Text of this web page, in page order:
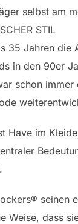
selbst am
STIL
35 Jahren die
in den 90er
schon
Have im
seinen
Weise, dass